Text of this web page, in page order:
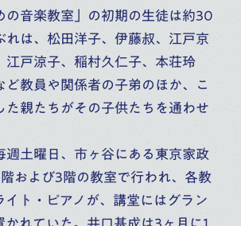
音楽教室」の初期の生徒は約30
れは、松田洋子、伊藤叔、江戸京
江戸涼子、稲村久仁子、本荘玲
ど教員や関係者の子弟のほか、こ
た親たちがその子供たちを通わせ
土曜日、市ヶ谷にある東京家政
および3階の教室で行われ、各教
イト・ピアノが、講堂にはグラン
かれていた。井口基成は3ヶ月に1